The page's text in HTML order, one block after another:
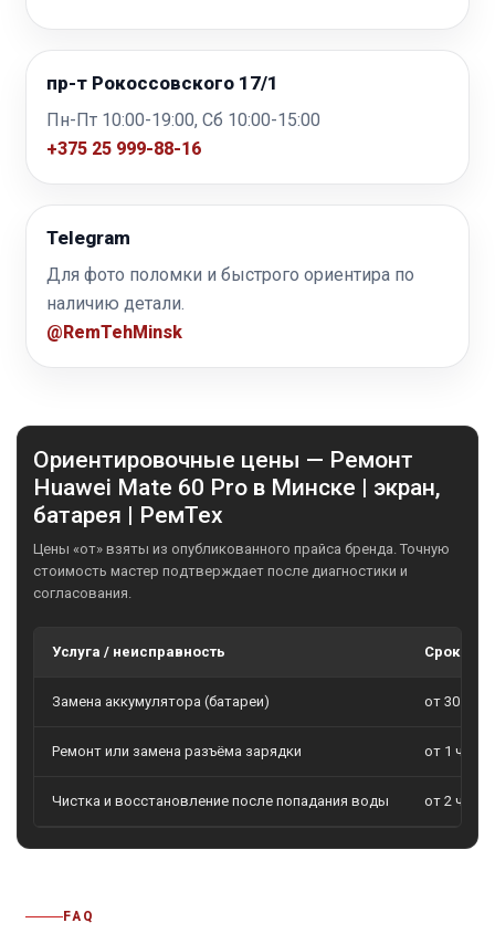
пр-т Рокоссовского 17/1
Пн-Пт 10:00-19:00, Сб 10:00-15:00
+375 25 999-88-16
Telegram
Для фото поломки и быстрого ориентира по
наличию детали.
@RemTehMinsk
Ориентировочные цены — Ремонт
Huawei Mate 60 Pro в Минске | экран,
батарея | РемТех
Цены «от» взяты из опубликованного прайса бренда. Точную
стоимость мастер подтверждает после диагностики и
согласования.
Услуга / неисправность Сроки
Замена аккумулятора (батареи) от 30
Ремонт или замена разъёма зарядки от 1 часа
Чистка и восстановление после попадания воды от 2 часов
FAQ